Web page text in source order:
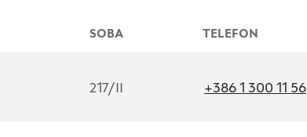
SOBA TELEFON
217/II +386 1 300 11 56